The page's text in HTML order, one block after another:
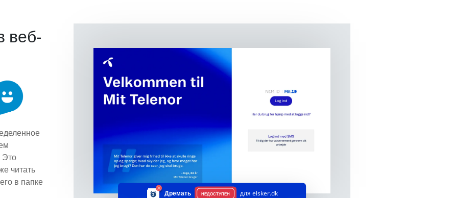
веб-
Это
читать
в папке
Дремать НЕДОСТУПЕН для elsker.dk